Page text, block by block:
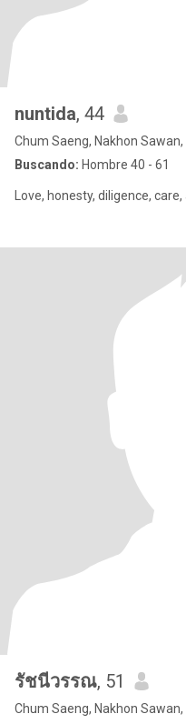
nuntida, 44
Chum Saeng, Nakhon Sawan,
Buscando: Hombre 40 - 61
Love, honesty, diligence,
รัชนีวรรณ, 51
Chum Saeng, Nakhon Sawan,